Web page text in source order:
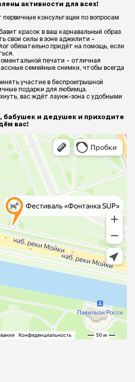
активности для всех!
консультации по вопросам
красок в ваш карнавальный образ.
свои силы в зоне аджилити –
обязательно придёт на помощь, если
печати – отличная
семейные снимки, чтобы всегда
участие в беспроигрышной
подарки для любимца.
вас ждёт лаунж-зона с удобными
бабушек и дедушек и приходите
вас!